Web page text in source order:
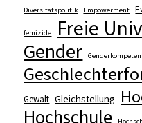
Diversitätspolitik Empowerment
femizide Freie
Gender
Gewalt Gleichstellung
Hochschule